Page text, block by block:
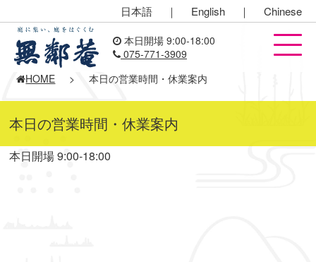
日本語 ｜ English ｜ Chinese
本日開場 9:00-18:00
075-771-3909
HOME
> 本日の営業時間・休業案内
本日の営業時間・休業案内
本日開場 9:00-18:00